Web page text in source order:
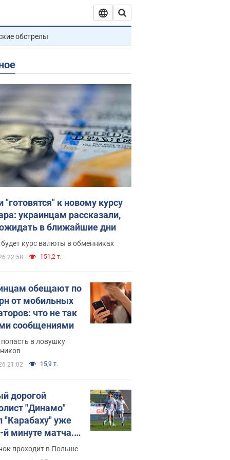
обстрелы
"готовятся" к новому курсу
украинцам рассказали,
в ближайшие дни
курс валюты в обменниках
22:58 151,2 т.
обещают по
от мобильных
что не так
сообщениями
попасть в ловушку
21:02 15,9 т.
дорогой
"Динамо"
"Карабаху" уже
й минуте матча.
проходит в Польше